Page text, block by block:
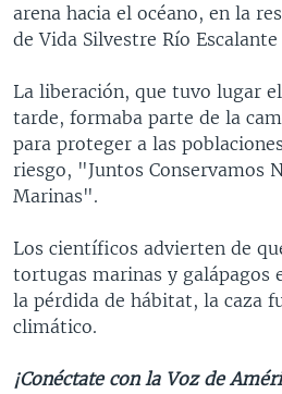
arena hacia el océano, en la
de Vida Silvestre Río Escalante
La liberación, que tuvo lugar
tarde, formaba parte de la
para proteger a las
riesgo, "Juntos Conservamos
Marinas".
Los científicos advierten de
tortugas marinas y galápagos
la pérdida de hábitat, la caza
climático.
¡Conéctate con la Voz de